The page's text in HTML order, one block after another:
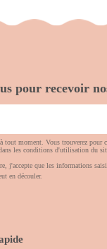
pour recevoir
tout moment. Vous trouverez pour
les conditions d'utilisation du
j'accepte que les informations
en découler.